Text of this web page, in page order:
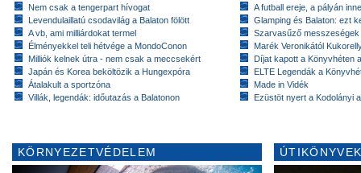
Nem csak a tengerpart hívogat
Levendulaillatú csodavilág a Balaton fölött
A vb, ami milliárdokat termel
Élményekkel teli hétvége a MondoConon
Milliók kelnek útra - nem csak a meccsekért
Japán és Korea beköltözik a Hungexpóra
Átalakult a sportzóna
Villák, legendák: időutazás a Balatonon
A futball ereje, a pályán
Glamping és Balaton: ezt
Szarvasűző messzeségek
Marék Veronikától
Díjat kapott a Könyvhéten
ELTE Legendák a
Made in Vidék
Ezüstöt nyert a Kodolányi
KÖRNYEZETVÉDELEM